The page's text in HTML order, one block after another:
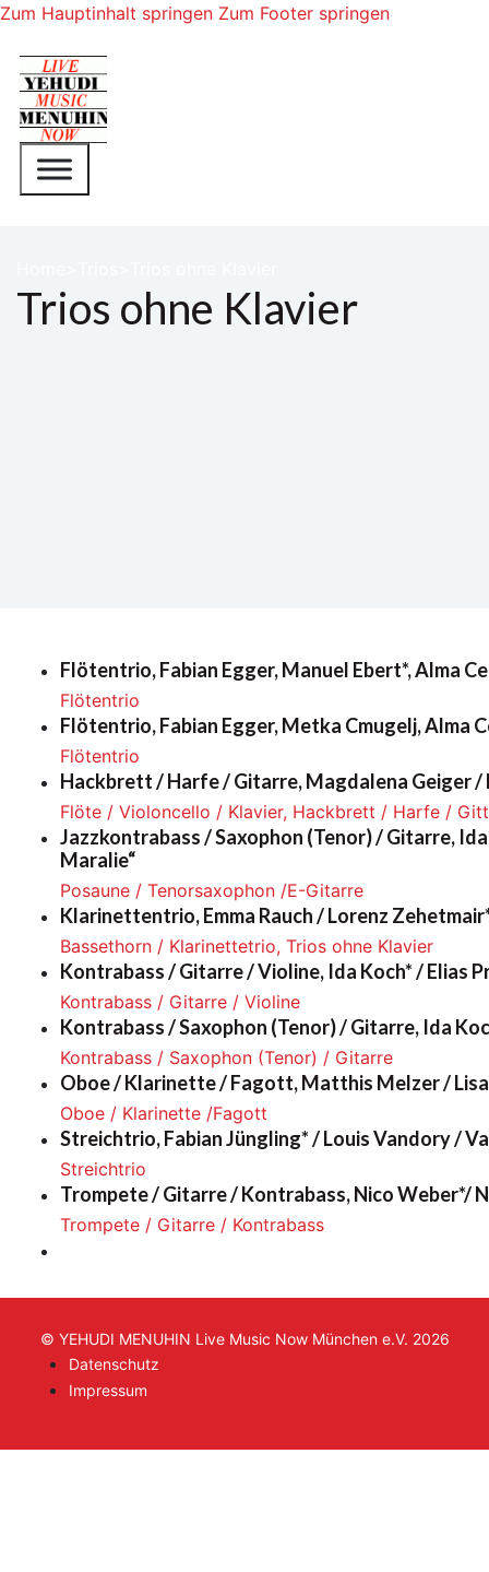
Zum Hauptinhalt springen Zum Footer springen
Trios ohne Klavier
Flötentrio, Fabian Egger, Manuel Ebert*, Alma
Flötentrio
Flötentrio, Fabian Egger, Metka Cmugelj, Alma
Flötentrio
Hackbrett / Harfe / Gitarre, Magdalena Geiger /
Flöte / Violoncello / Klavier, Hackbrett / Harfe /
Jazzkontrabass / Saxophon (Tenor) / Gitarre,
Maralie“
Posaune / Tenorsaxophon /E-Gitarre
Klarinettentrio, Emma Rauch / Lorenz
Bassethorn / Klarinettetrio, Trios ohne Klavier
Kontrabass / Gitarre / Violine, Ida Koch* / Elias
Kontrabass / Gitarre / Violine
Kontrabass / Saxophon (Tenor) / Gitarre, Ida
Kontrabass / Saxophon (Tenor) / Gitarre
Oboe / Klarinette / Fagott, Matthis Melzer / Lisa
Oboe / Klarinette /Fagott
Streichtrio, Fabian Jüngling* / Louis Vandory /
Streichtrio
Trompete / Gitarre / Kontrabass, Nico Weber*/
Trompete / Gitarre / Kontrabass
© YEHUDI MENUHIN Live Music Now München e.V. 2026
Datenschutz
Impressum